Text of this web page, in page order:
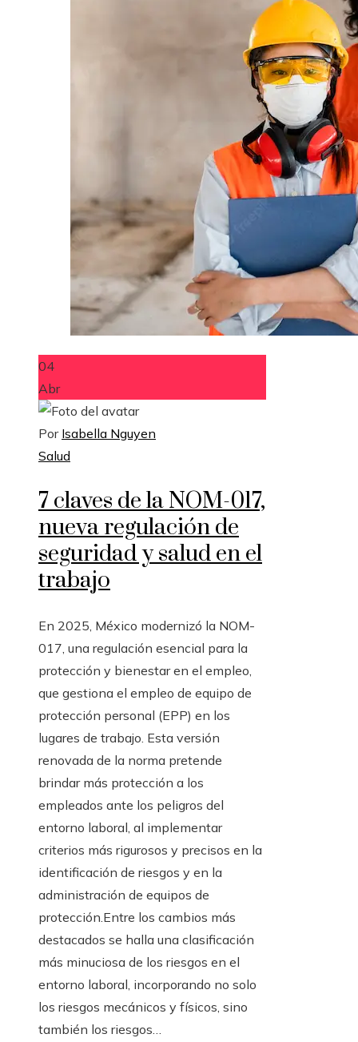
04
Abr
Por Isabella Nguyen
Salud
7 claves de la NOM-017,
nueva regulación de
seguridad y salud en el
trabajo
En 2025, México modernizó la NOM-
017, una regulación esencial para la
protección y bienestar en el empleo,
que gestiona el empleo de equipo de
protección personal (EPP) en los
lugares de trabajo. Esta versión
renovada de la norma pretende
brindar más protección a los
empleados ante los peligros del
entorno laboral, al implementar
criterios más rigurosos y precisos en la
identificación de riesgos y en la
administración de equipos de
protección.Entre los cambios más
destacados se halla una clasificación
más minuciosa de los riesgos en el
entorno laboral, incorporando no solo
los riesgos mecánicos y físicos, sino
también los riesgos…